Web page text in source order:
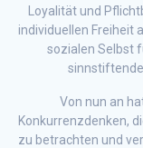
Loyalität und
individuellen Freiheit
sozialen Selbst
Von nun an
Konkurrenzdenken,
zu betrachten und